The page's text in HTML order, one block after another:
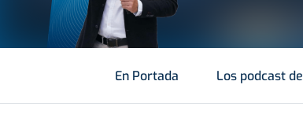
En Portada Los podcast